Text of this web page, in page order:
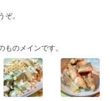
。
のメインです。